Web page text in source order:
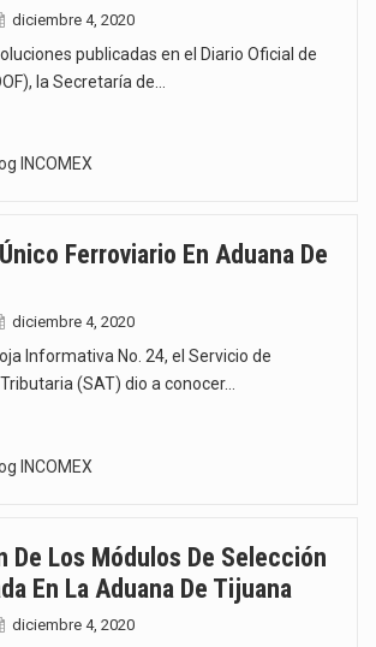
diciembre 4, 2020
publicadas en el Diario Oficial de
la Secretaría de…
INCOMEX
Ferroviario En Aduana De
diciembre 4, 2020
Informativa No. 24, el Servicio de
(SAT) dio a conocer…
INCOMEX
De Los Módulos De Selección
En La Aduana De Tijuana
diciembre 4, 2020